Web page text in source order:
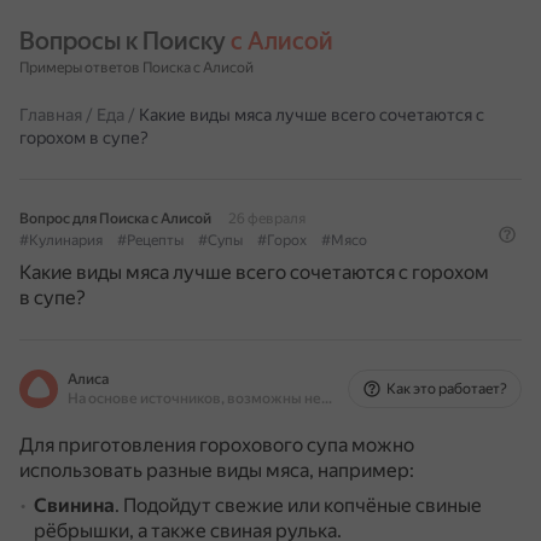
Вопросы к Поиску с Алисой
Примеры ответов Поиска с Алисой
Главная / Еда / Какие виды мяса лучше всего сочетаются с
горохом в супе?
Вопрос для Поиска с Алисой
26 февраля
#Кулинария
#Рецепты #Супы #Горох #Мясо
Какие виды мяса лучше всего сочетаются с горохом
в супе?
Алиса
На основе источников, возможны неточности
Как это работает?
Для приготовления горохового супа можно
использовать разные виды мяса, например:
Свинина. Подойдут свежие или копчёные свиные
рёбрышки, а также свиная рулька.